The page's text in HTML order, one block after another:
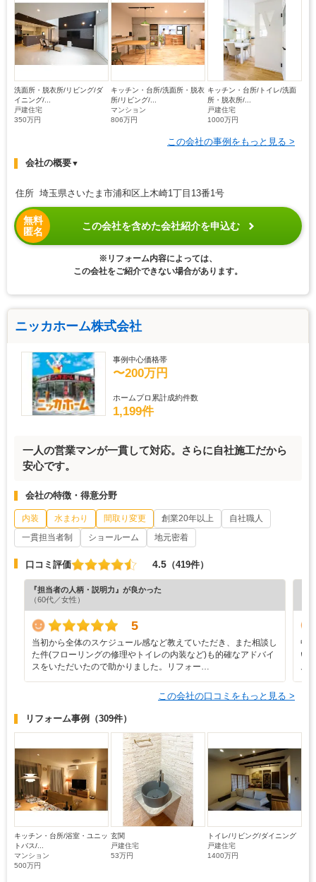
洗面所・脱衣所/リビング/ダ
イニング/...
戸建住宅
350万円
キッチン・台所/洗面所・脱衣
所/リビング/...
マンション
806万円
キッチン・台所/トイレ/洗面
所・脱衣所/...
戸建住宅
1000万円
この会社の事例をもっと見る >
会社の概要▼
住所 埼玉県さいたま市浦和区上木崎1丁目13番1号
無料
匿名
この会社を含めた会社紹介を申込む
※リフォーム内容によっては、
この会社をご紹介できない場合があります。
ニッカホーム株式会社
事例中心価格帯
〜200万円
ホームプロ累計成約件数
1,199件
一人の営業マンが一貫して対応。さらに自社施工だから
安心です。
会社の特徴・得意分野
内装 水まわり 間取り変更 創業20年以上
自社職人
一貫担当者制
ショールーム 地元密着
口コミ評価 4.5 （419件）
『担当者の人柄・説明力』が良かった
（60代／女性）
5
当初から全体のスケジュール感など教えていただき、また相談し
た件(フローリングの修理やトイレの内装など)も的確なアドバイ
スをいただいたので助かりました。リフォー…
中
い
ム
この会社の口コミをもっと見る >
リフォーム事例 （309件）
キッチン・台所/浴室・ユニッ
トバス/...
マンション
500万円
玄関
戸建住宅
53万円
トイレ/リビング/ダイニング
戸建住宅
1400万円